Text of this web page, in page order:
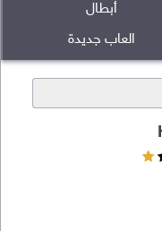
أبطال
العاب جديدة